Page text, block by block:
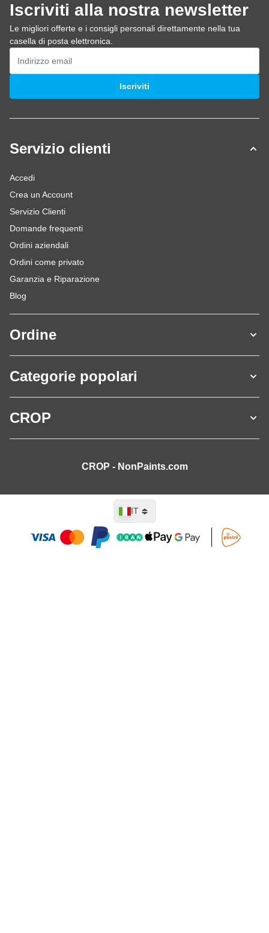
Iscriviti alla nostra newsletter
Le migliori offerte e i consigli personali direttamente nella tua
casella di posta elettronica.
Indirizzo email
Iscriviti
Servizio clienti
Accedi
Crea un Account
Servizio Clienti
Domande frequenti
Ordini aziendali
Ordini come privato
Garanzia e Riparazione
Blog
Ordine
Categorie popolari
CROP
CROP - NonPaints.com
Lingua
IT